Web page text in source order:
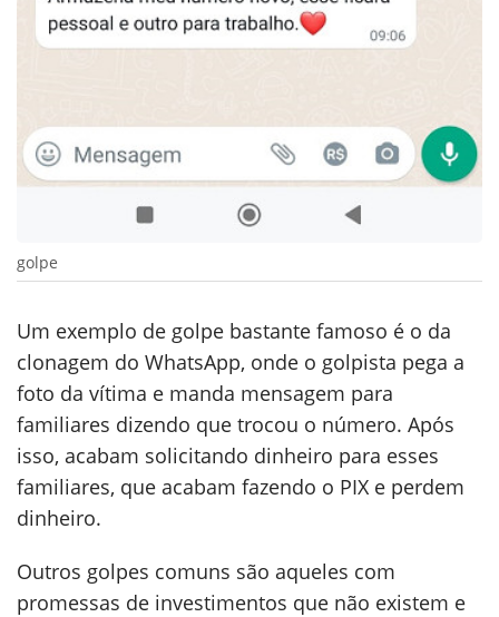
golpe
Um exemplo de golpe bastante famoso é o da
clonagem do WhatsApp, onde o golpista pega a
foto da vítima e manda mensagem para
familiares dizendo que trocou o número. Após
isso, acabam solicitando dinheiro para esses
familiares, que acabam fazendo o PIX e perdem
dinheiro.
Outros golpes comuns são aqueles com
promessas de investimentos que não existem e